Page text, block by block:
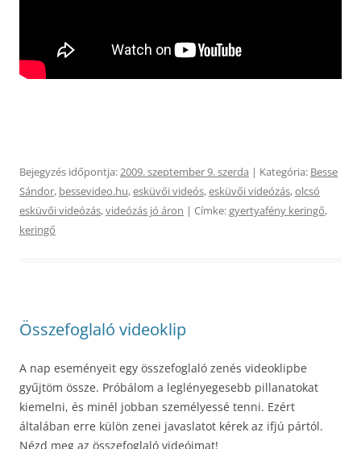
Bejegyzés időpontja:2009. szeptember 9. szerda | Kategória: Besse
Sándor, bessevideo.hu,esküvői videós,esküvői videózás,olcsó
esküvői videózás,videózás jó áron | Címke:gyertyafény keringő,
keringő
Összefoglaló videoklip
A nap eseményeit egy összefoglaló zenés videoklipbe
gyűjtöm össze. Próbálom a leglényegesebb pillanatokat
kiemelni, és minél jobban személyessé tenni. Ezért
általában erre külön zenei javaslatot kérek az ifjú pártól.
Nézd meg az összefoglaló videóimat!